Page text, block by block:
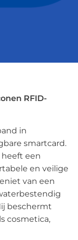
RFID-
in
smartcard.
heeft een
en veilige
van een
beschermt
cosmetica,